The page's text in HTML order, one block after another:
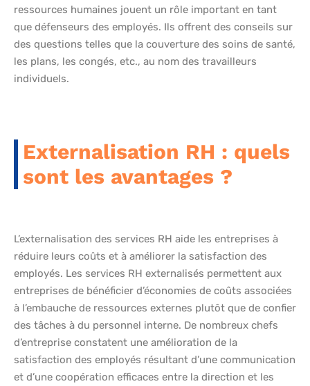
ressources humaines jouent un rôle important en tant
que défenseurs des employés. Ils offrent des conseils sur
des questions telles que la couverture des soins de santé,
les plans, les congés, etc., au nom des travailleurs
individuels.
Externalisation RH : quels
sont les avantages ?
L’externalisation des services RH aide les entreprises à
réduire leurs coûts et à améliorer la satisfaction des
employés. Les services RH externalisés permettent aux
entreprises de bénéficier d’économies de coûts associées
à l’embauche de ressources externes plutôt que de confier
des tâches à du personnel interne. De nombreux chefs
d’entreprise constatent une amélioration de la
satisfaction des employés résultant d’une communication
et d’une coopération efficaces entre la direction et les